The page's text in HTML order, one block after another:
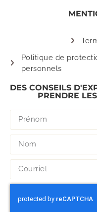
Politique de
personnels
DES CONSEILS
PRENDRE